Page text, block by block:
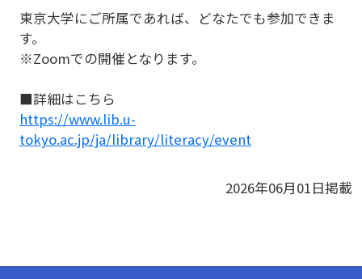
東京大学にご所属であれば、どなたでも参加できま
す。
※Zoomでの開催となります。
■詳細はこちら
https://www.lib.u-
tokyo.ac.jp/ja/library/literacy/event
2026年06月01日掲載